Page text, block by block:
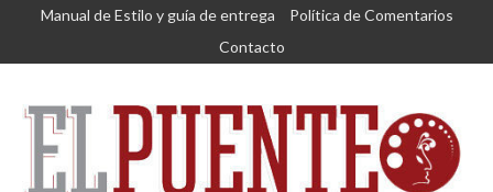
Saltar
contenido
Manual de Estilo y guía de entrega
Política de Comentarios
Contacto